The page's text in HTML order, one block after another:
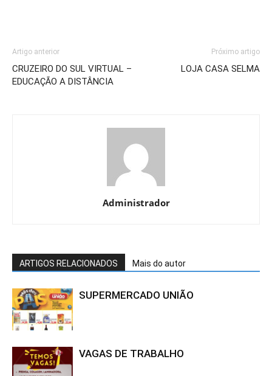
Artigo anterior
CRUZEIRO DO SUL VIRTUAL –
EDUCAÇÃO A DISTÂNCIA
Próximo artigo
LOJA CASA SELMA
Administrador
ARTIGOS RELACIONADOS Mais do autor
SUPERMERCADO UNIÃO
VAGAS DE TRABALHO